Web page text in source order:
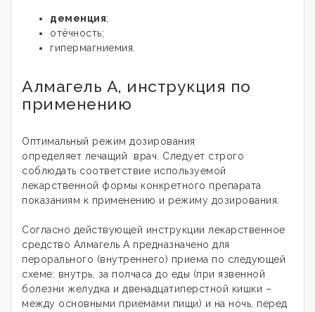
деменция;
отёчность;
гипермагниемия.
Алмагель А, инструкция по
применению
Оптимальный режим дозирования
определяет лечащий врач. Следует строго
соблюдать соответствие используемой
лекарственной формы конкретного препарата
показаниям к применению и режиму дозирования.
Согласно действующей инструкции лекарственное
средство Алмагель А предназначено для
перорального (внутреннего) приема по следующей
схеме: внутрь, за полчаса до еды (при язвенной
болезни желудка и двенадцатиперстной кишки –
между основными приемами пищи) и на ночь, перед